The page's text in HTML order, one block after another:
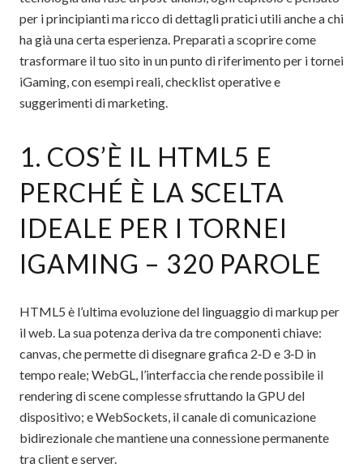
per i principianti ma ricco di dettagli pratici utili anche a chi
ha già una certa esperienza. Preparati a scoprire come
trasformare il tuo sito in un punto di riferimento per i tornei
iGaming, con esempi reali, checklist operative e
suggerimenti di marketing.
1. COS’È IL HTML5 E
PERCHÉ È LA SCELTA
IDEALE PER I TORNEI
IGAMING – 320 PAROLE
HTML5 è l’ultima evoluzione del linguaggio di markup per
il web. La sua potenza deriva da tre componenti chiave:
canvas, che permette di disegnare grafica 2‑D e 3‑D in
tempo reale; WebGL, l’interfaccia che rende possibile il
rendering di scene complesse sfruttando la GPU del
dispositivo; e WebSockets, il canale di comunicazione
bidirezionale che mantiene una connessione permanente
tra client e server.